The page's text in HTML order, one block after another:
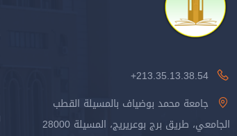
213.35.13.38.54+
جامعة محمد بوضياف بالمسيلة القطب
الجامعي، طريق برج بوعريريج، المسيلة 28000